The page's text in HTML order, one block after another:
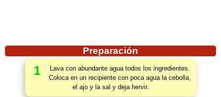
Preparación
1
Lava con abundante agua todos los ingredientes.
Coloca en un recipiente con poca agua la cebolla,
el ajo y la sal y deja hervir.